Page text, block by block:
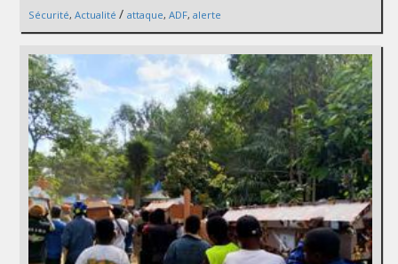
Sécurité, Actualité / attaque, ADF, alerte